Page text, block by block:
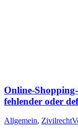
Online-
fehlender oder
Allgemein, Zivilrecht